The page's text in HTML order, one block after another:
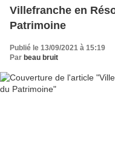
Villefranche en
Patrimoine
Publié le 13/09/2021 à 15:19
Par beau bruit